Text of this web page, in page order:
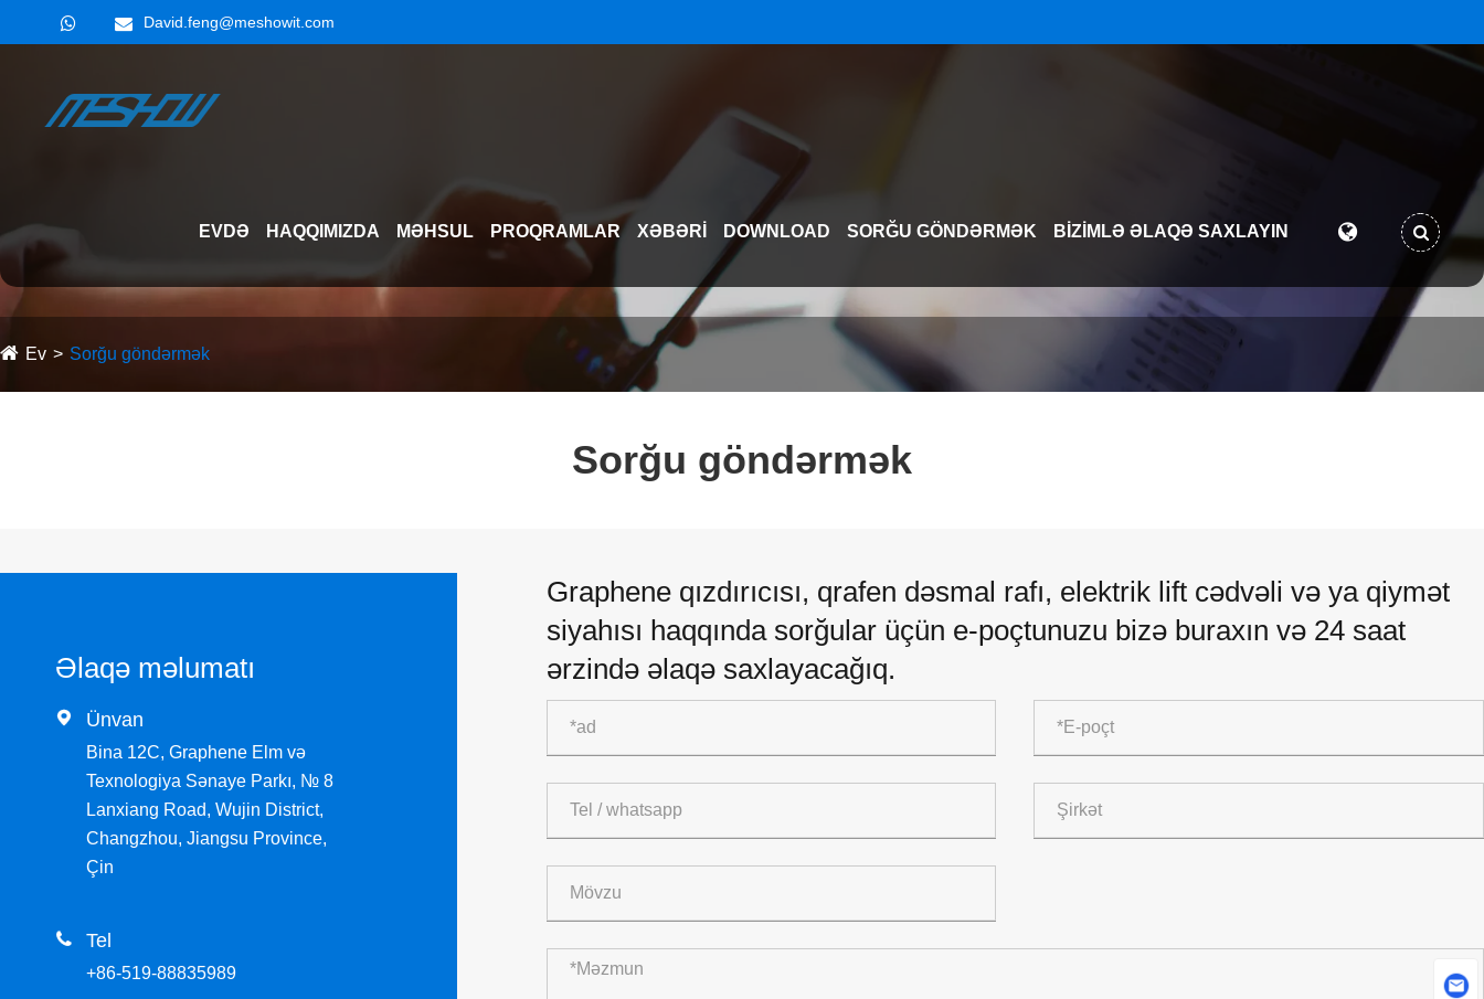
David.feng@meshowit.com
EVDƏ HAQQIMIZDA MƏHSUL PROQRAMLAR XƏBƏRI DOWNLOAD SORĞU GÖNDƏRMƏK BIZIMLƏ ƏLAQƏ SAXLAYIN
Ev Sorğu göndərmək
Sorğu göndərmək
Əlaqə məlumatı
 Ünvan
Bina 12C, Graphene Elm və
Texnologiya Sənaye Parkı, № 8
Lanxiang Road, Wujin District,
Changzhou, Jiangsu Province,
Çin
 Tel
+86-519-88835989
Graphene qızdırıcısı, qrafen dəsmal rafı, elektrik lift cədvəli və ya qiymət
siyahısı haqqında sorğular üçün e-poçtunuzu bizə buraxın və 24 saat
ərzində əlaqə saxlayacağıq.